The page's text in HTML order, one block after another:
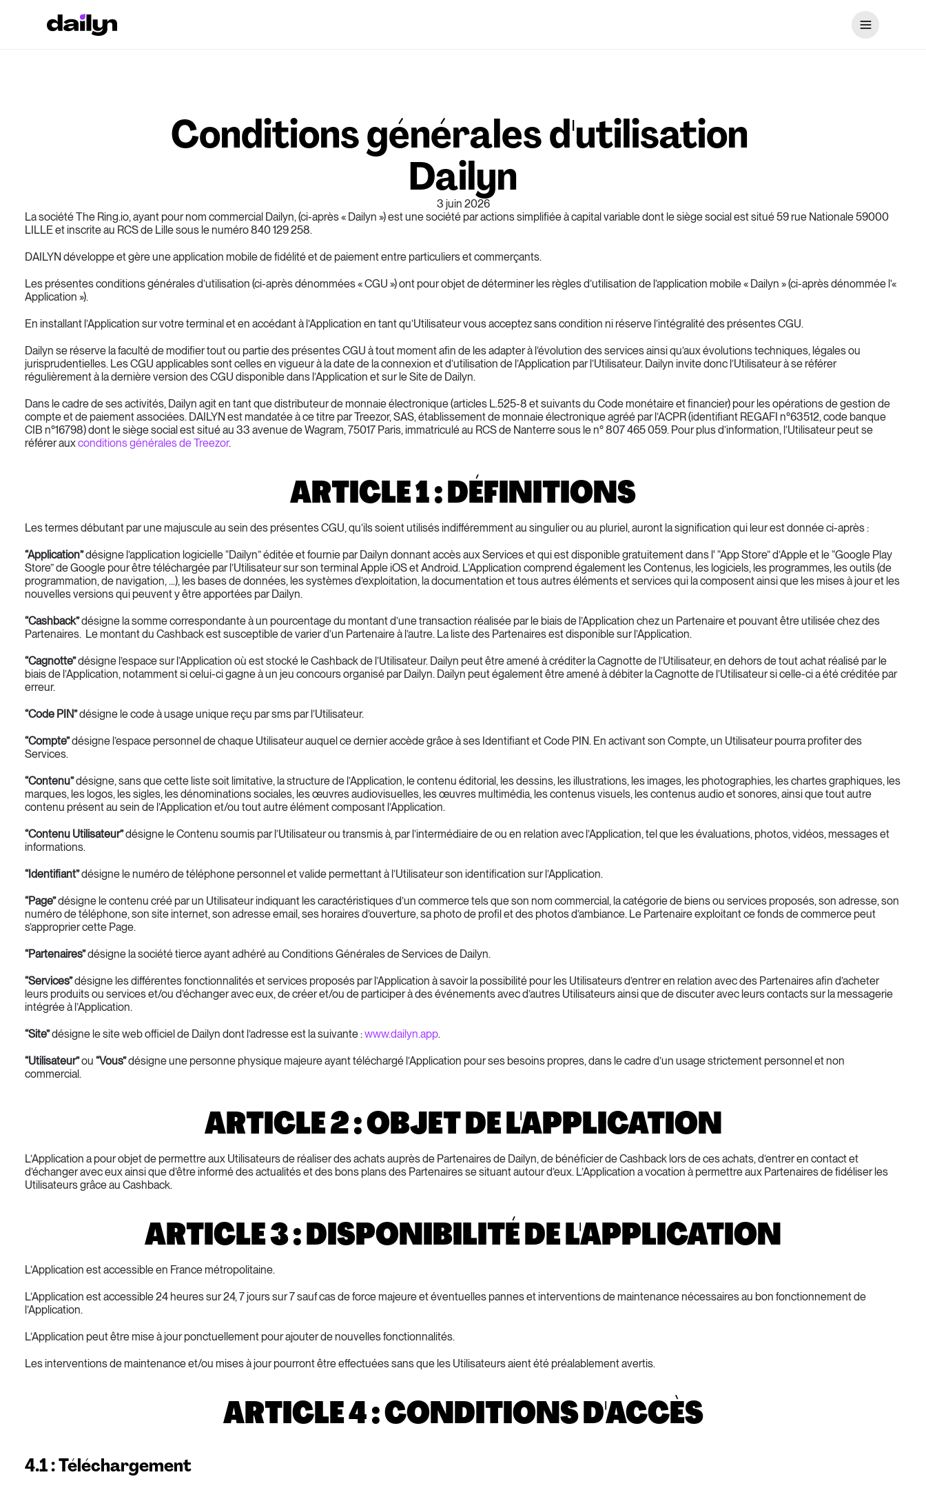
Conditions générales d'utilisation
Dailyn
3 juin 2026
La société The Ring.io, ayant pour nom commercial Dailyn, (ci-après « Dailyn ») est une société par actions simplifiée à capital variable dont le siège social est situé 59 rue Nationale 59000
LILLE et inscrite au RCS de Lille sous le numéro 840 129 258.
DAILYN développe et gère une application mobile de fidélité et de paiement entre particuliers et commerçants.
Les présentes conditions générales d’utilisation (ci-après dénommées « CGU ») ont pour objet de déterminer les règles d’utilisation de l’application mobile « Dailyn » (ci-après dénommée l’«
Application »).
En installant l’Application sur votre terminal et en accédant à l’Application en tant qu’Utilisateur vous acceptez sans condition ni réserve l’intégralité des présentes CGU.
Dailyn se réserve la faculté de modifier tout ou partie des présentes CGU à tout moment afin de les adapter à l’évolution des services ainsi qu’aux évolutions techniques, légales ou
jurisprudentielles. Les CGU applicables sont celles en vigueur à la date de la connexion et d’utilisation de l’Application par l’Utilisateur. Dailyn invite donc l’Utilisateur à se référer
régulièrement à la dernière version des CGU disponible dans l’Application et sur le Site de Dailyn.
Dans le cadre de ses activités, Dailyn agit en tant que distributeur de monnaie électronique (articles L.525-8 et suivants du Code monétaire et financier) pour les opérations de gestion de
compte et de paiement associées. DAILYN est mandatée à ce titre par Treezor, SAS, établissement de monnaie électronique agréé par l’ACPR (identifiant REGAFI n°63512, code banque
CIB n°16798) dont le siège social est situé au 33 avenue de Wagram, 75017 Paris, immatriculé au RCS de Nanterre sous le n° 807 465 059. Pour plus d’information, l’Utilisateur peut se
référer aux conditions générales de Treezor.
ARTICLE 1 : DÉFINITIONS
Les termes débutant par une majuscule au sein des présentes CGU, qu’ils soient utilisés indifféremment au singulier ou au pluriel, auront la signification qui leur est donnée ci-après :
“Application” désigne l’application logicielle “Dailyn” éditée et fournie par Dailyn donnant accès aux Services et qui est disponible gratuitement dans l' “App Store” d’Apple et le “Google Play
Store” de Google pour être téléchargée par l’Utilisateur sur son terminal Apple iOS et Android. L’Application comprend également les Contenus, les logiciels, les programmes, les outils (de
programmation, de navigation, ...), les bases de données, les systèmes d’exploitation, la documentation et tous autres éléments et services qui la composent ainsi que les mises à jour et les
nouvelles versions qui peuvent y être apportées par Dailyn.
“Cashback” désigne la somme correspondante à un pourcentage du montant d’une transaction réalisée par le biais de l’Application chez un Partenaire et pouvant être utilisée chez des
Partenaires.  Le montant du Cashback est susceptible de varier d’un Partenaire à l’autre. La liste des Partenaires est disponible sur l’Application.
“Cagnotte” désigne l’espace sur l’Application où est stocké le Cashback de l’Utilisateur. Dailyn peut être amené à créditer la Cagnotte de l’Utilisateur, en dehors de tout achat réalisé par le
biais de l’Application, notamment si celui-ci gagne à un jeu concours organisé par Dailyn. Dailyn peut également être amené à débiter la Cagnotte de l’Utilisateur si celle-ci a été créditée par
erreur.
“Code PIN” désigne le code à usage unique reçu par sms par l’Utilisateur.
“Compte” désigne l’espace personnel de chaque Utilisateur auquel ce dernier accède grâce à ses Identifiant et Code PIN. En activant son Compte, un Utilisateur pourra profiter des
Services.
“Contenu” désigne, sans que cette liste soit limitative, la structure de l’Application, le contenu éditorial, les dessins, les illustrations, les images, les photographies, les chartes graphiques, les
marques, les logos, les sigles, les dénominations sociales, les œuvres audiovisuelles, les œuvres multimédia, les contenus visuels, les contenus audio et sonores, ainsi que tout autre
contenu présent au sein de l’Application et/ou tout autre élément composant l’Application.
“Contenu Utilisateur” désigne le Contenu soumis par l’Utilisateur ou transmis à, par l’intermédiaire de ou en relation avec l’Application, tel que les évaluations, photos, vidéos, messages et
informations.
“Identifiant” désigne le numéro de téléphone personnel et valide permettant à l’Utilisateur son identification sur l’Application.
“Page” désigne le contenu créé par un Utilisateur indiquant les caractéristiques d’un commerce tels que son nom commercial, la catégorie de biens ou services proposés, son adresse, son
numéro de téléphone, son site internet, son adresse email, ses horaires d’ouverture, sa photo de profil et des photos d’ambiance. Le Partenaire exploitant ce fonds de commerce peut
s’approprier cette Page.
“Partenaires” désigne la société tierce ayant adhéré au Conditions Générales de Services de Dailyn.
“Services” désigne les différentes fonctionnalités et services proposés par l’Application à savoir la possibilité pour les Utilisateurs d’entrer en relation avec des Partenaires afin d’acheter
leurs produits ou services et/ou d’échanger avec eux, de créer et/ou de participer à des événements avec d’autres Utilisateurs ainsi que de discuter avec leurs contacts sur la messagerie
intégrée à l’Application.
“Site” désigne le site web officiel de Dailyn dont l’adresse est la suivante : www.dailyn.app.
“Utilisateur” ou “Vous” désigne une personne physique majeure ayant téléchargé l’Application pour ses besoins propres, dans le cadre d’un usage strictement personnel et non
commercial.
ARTICLE 2 : OBJET DE L'APPLICATION
L’Application a pour objet de permettre aux Utilisateurs de réaliser des achats auprès de Partenaires de Dailyn, de bénéficier de Cashback lors de ces achats, d’entrer en contact et
d’échanger avec eux ainsi que d’être informé des actualités et des bons plans des Partenaires se situant autour d’eux. L’Application a vocation à permettre aux Partenaires de fidéliser les
Utilisateurs grâce au Cashback.
ARTICLE 3 : DISPONIBILITÉ DE L'APPLICATION
L’Application est accessible en France métropolitaine.
L’Application est accessible 24 heures sur 24, 7 jours sur 7 sauf cas de force majeure et éventuelles pannes et interventions de maintenance nécessaires au bon fonctionnement de
l’Application.
L’Application peut être mise à jour ponctuellement pour ajouter de nouvelles fonctionnalités.
Les interventions de maintenance et/ou mises à jour pourront être effectuées sans que les Utilisateurs aient été préalablement avertis.
ARTICLE 4 : CONDITIONS D'ACCÈS
4.1 : Téléchargement